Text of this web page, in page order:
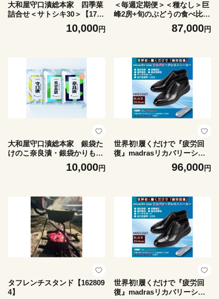
大和屋守口漬総本家 四季菜
詰合せ＜サトシキ30＞【1743
10,000円
＜毎週定期便＞＜種なし＞巨
峰2房+旬のぶどうの食べ比べ
約2kgセット全4回【408673
87,000円
大和屋守口漬総本家 銀袋た
けのこ奈良漬・銀袋かりもり
奈良漬・銀袋守口漬セット＜
サトテイケイ30＞【174336
10,000円
世界初!履くだけで『疲労回
復』madrasリカバリーシュ
ーズ M8834MT ブラック 25.0
96,000円
タフレンチスタンド【162809
4】
世界初!履くだけで『疲労回
復』madrasリカバリーシュ